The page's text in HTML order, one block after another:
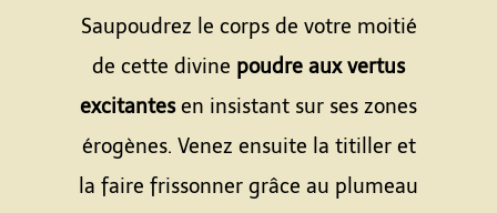
Saupoudrez le corps de votre moitié
de cette divine poudre aux vertus
excitantesen insistant sur ses zones
érogènes. Venez ensuite la titiller et
la faire frissonner grâce au plumeau